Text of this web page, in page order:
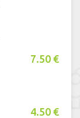
7.50 €
4.50 €